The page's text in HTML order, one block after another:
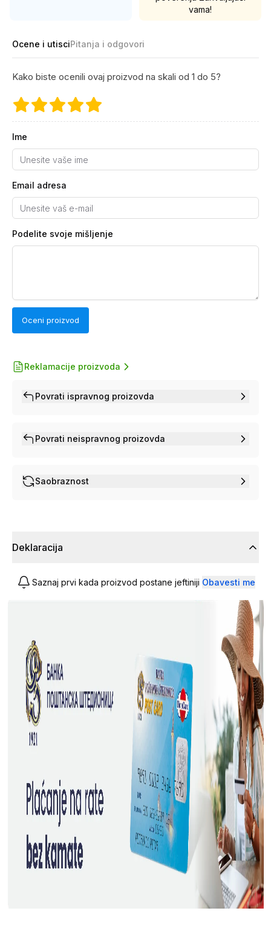
vama!
Ocene i utisciPitanja i odgovori
Kako biste ocenili ovaj proizvod na skali od 1 do 5?
Ime
Email adresa
Podelite svoje mišljenje
Oceni proizvod
Reklamacije proizvoda
Povrati ispravnog proizovda
Povrati neispravnog proizovda
Saobraznost
Deklaracija
Saznaj prvi kada proizvod postane jeftiniji Obavesti me